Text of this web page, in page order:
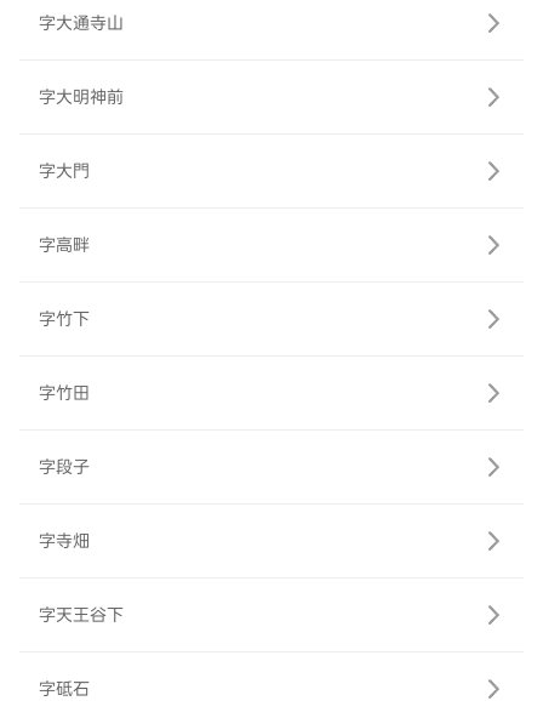
字大通寺山
字大明神前
字大門
字高畔
字竹下
字竹田
字段子
字寺畑
字天王谷下
字砥石